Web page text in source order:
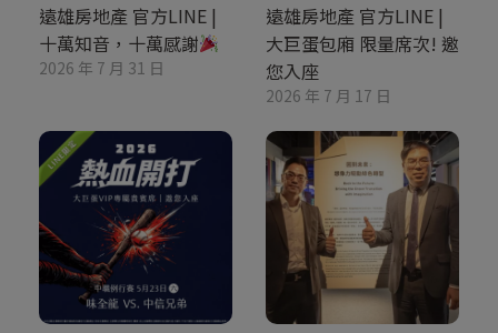
遠雄房地產 官方LINE |
十萬知音，十萬感謝
2026 年 7 月 31 日
遠雄房地產 官方LINE |
大巨蛋包廂 限量席次! 邀
您入座
2026 年 7 月 17 日